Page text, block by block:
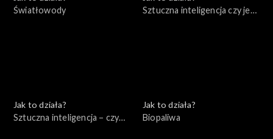
Światłowody
Sztuczna inteligencja czy jest
Jak to działa?
Sztuczna inteligencja – czy
Jak to działa?
Biopaliwa